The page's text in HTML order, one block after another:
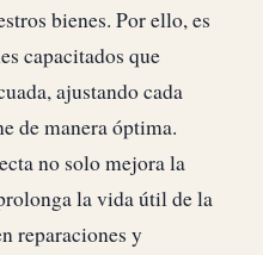
bienes. Por ello, es
capacitados que
ajustando cada
de manera óptima.
no solo mejora la
la vida útil de la
reparaciones y